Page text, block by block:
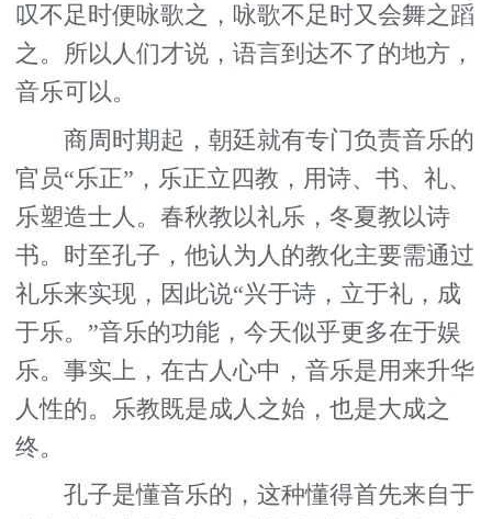
叹不足时便咏歌之，咏歌不足时又会舞之蹈
之。所以人们才说，语言到达不了的地方，
音乐可以。
商周时期起，朝廷就有专门负责音乐的
官员“乐正”，乐正立四教，用诗、书、礼、
乐塑造士人。春秋教以礼乐，冬夏教以诗
书。时至孔子，他认为人的教化主要需通过
礼乐来实现，因此说“兴于诗，立于礼，成
于乐。”音乐的功能，今天似乎更多在于娱
乐。事实上，在古人心中，音乐是用来升华
人性的。乐教既是成人之始，也是大成之
终。
孔子是懂音乐的，这种懂得首先来自于